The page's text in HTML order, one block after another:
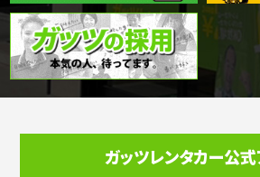
ガッツレンタカー公式